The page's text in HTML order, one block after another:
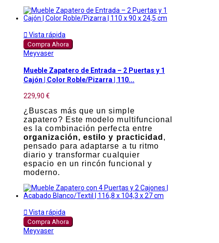
 Vista rápida
Compra Ahora
Meyvaser
Mueble Zapatero de Entrada – 2 Puertas y 1
Cajón | Color Roble/Pizarra | 110...
229,90 €
¿Buscas más que un simple
zapatero? Este modelo multifuncional
es la combinación perfecta entre
organización, estilo y practicidad ,
pensado para adaptarse a tu ritmo
diario y transformar cualquier
espacio en un rincón funcional y
moderno.
 Vista rápida
Compra Ahora
Meyvaser